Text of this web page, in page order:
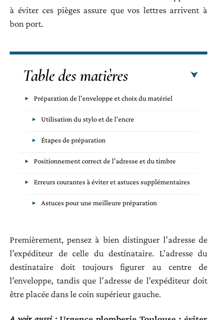
à éviter ces pièges assure que vos lettres arrivent à
bon port.
Table des matières
Préparation de l’enveloppe et choix du matériel
Utilisation du stylo et de l’encre
Étapes de préparation
Positionnement correct de l’adresse et du timbre
Erreurs courantes à éviter et astuces supplémentaires
Astuces pour une meilleure préparation
Premièrement, pensez à bien distinguer l’adresse de
l’expéditeur de celle du destinataire. L’adresse du
destinataire doit toujours figurer au centre de
l’enveloppe, tandis que l’adresse de l’expéditeur doit
être placée dans le coin supérieur gauche.